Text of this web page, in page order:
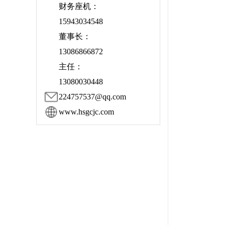
财务座机：
15943034548
董事长：
13086866872
主任：
13080030448
224757537@qq.com
www.hsgcjc.com